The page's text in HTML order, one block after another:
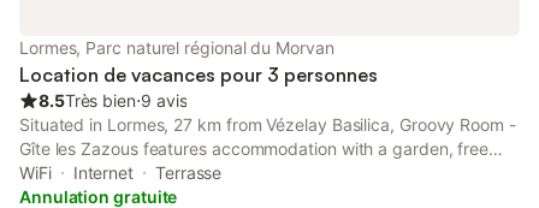
Lormes, Parc naturel régional du Morvan
Location de vacances pour 3 personnes
8.5Très bien⋅9 avis
Situated in Lormes, 27 km from Vézelay Basilica, Groovy Room -
Gîte les Zazous features accommodation with a garden, free
private parking, a shared lounge and a terrace.
WiFi Internet
Terrasse
Annulation gratuite